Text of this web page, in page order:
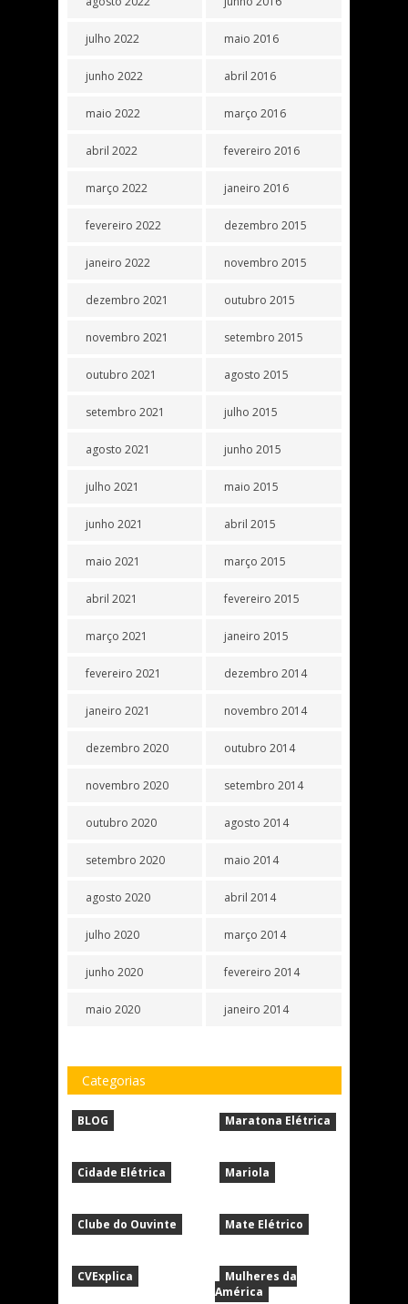
julho 2022
junho 2022
maio 2022
abril 2022
março 2022
fevereiro 2022
janeiro 2022
dezembro 2021
novembro 2021
outubro 2021
setembro 2021
agosto 2021
julho 2021
junho 2021
maio 2021
abril 2021
março 2021
fevereiro 2021
janeiro 2021
dezembro 2020
novembro 2020
outubro 2020
setembro 2020
agosto 2020
julho 2020
junho 2020
maio 2020
maio 2016
abril 2016
março 2016
fevereiro 2016
janeiro 2016
dezembro 2015
novembro 2015
outubro 2015
setembro 2015
agosto 2015
julho 2015
junho 2015
maio 2015
abril 2015
março 2015
fevereiro 2015
janeiro 2015
dezembro 2014
novembro 2014
outubro 2014
setembro 2014
agosto 2014
maio 2014
abril 2014
março 2014
fevereiro 2014
janeiro 2014
Categorias
BLOG
Cidade Elétrica
Clube do Ouvinte
CVExplica
Maratona Elétrica
Mariola
Mate Elétrico
Mulheres da
América